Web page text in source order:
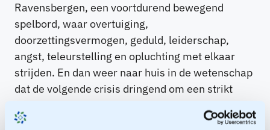
Ravensbergen, een voortdurend bewegend
spelbord, waar overtuiging,
doorzettingsvermogen, geduld, leiderschap,
angst, teleurstelling en opluchting met elkaar
strijden. En dan weer naar huis in de wetenschap
dat de volgende crisis dringend om een strikt
daarom zo interessant voor